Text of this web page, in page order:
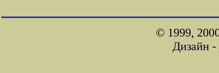
© 1999,
Дизайн -